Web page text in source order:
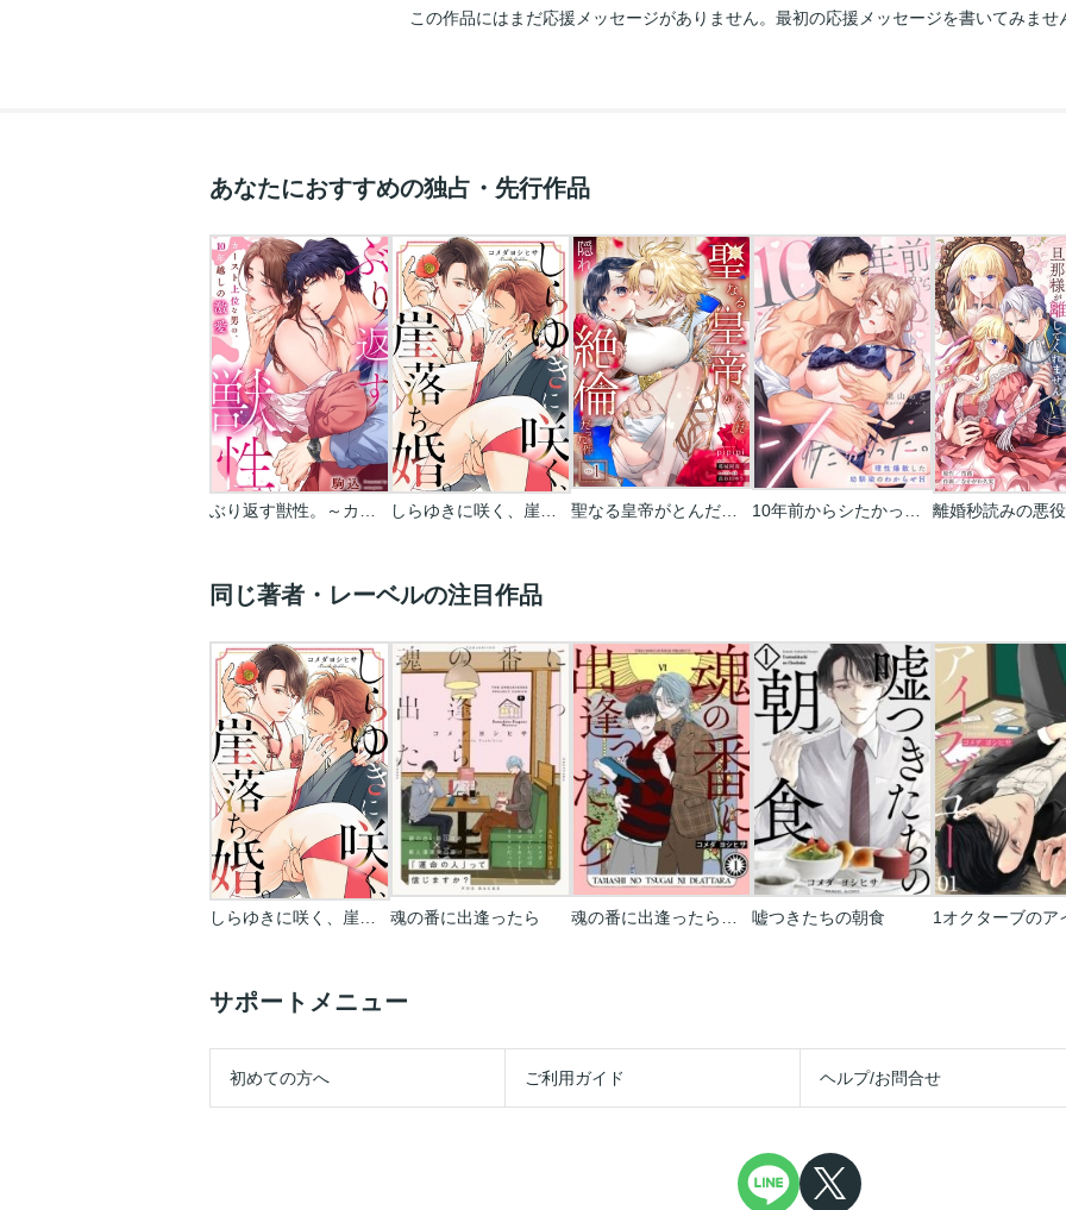
この作品にはまだ応援メッセージがありません。最初の応援メッセージを書いてみませ
あなたにおすすめの独占・先行作品
ぶり返す獣性。～カースト上位な男の、10年越しの激愛 しらゆきに咲く、崖落ち婚。 聖なる皇帝がとんだ隠れ絶倫だった件【単話】 10年前からシたかった。～理性爆散した幼馴染のわからせＨ
同じ著者・レーベルの注目作品
しらゆきに咲く、崖落ち婚。 魂の番に出逢ったら 魂の番に出逢ったら【分冊版】 嘘つきたちの朝食
サポートメニュー
初めての方へ ご利用ガイド ヘルプ/お問合せ